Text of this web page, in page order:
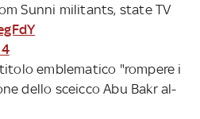
Sunni militants, state TV
emblematico "rompere i
dello sceicco Abu Bakr al-